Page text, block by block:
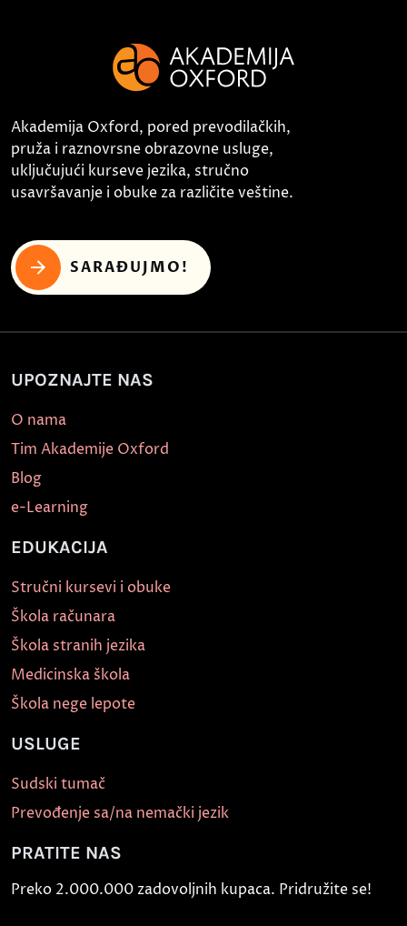
Akademija Oxford, pored prevodilačkih,
pruža i raznovrsne obrazovne usluge,
uključujući kurseve jezika, stručno
usavršavanje i obuke za različite veštine.
SARAĐUJMO!
UPOZNAJTE NAS
O nama
Tim Akademije Oxford
Blog
e-Learning
EDUKACIJA
Stručni kursevi i obuke
Škola računara
Škola stranih jezika
Medicinska škola
Škola nege lepote
USLUGE
Sudski tumač
Prevođenje sa/na nemački jezik
PRATITE NAS
Preko 2.000.000 zadovoljnih kupaca. Pridružite se!